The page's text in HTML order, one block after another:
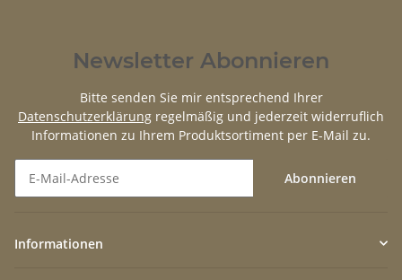
Newsletter Abonnieren
Bitte senden Sie mir entsprechend Ihrer
Datenschutzerklärung regelmäßig und jederzeit widerruflich
Informationen zu Ihrem Produktsortiment per E-Mail zu.
Abonnieren
Informationen